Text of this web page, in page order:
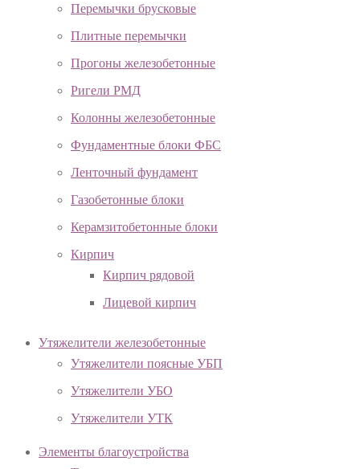
Перемычки брусковые
Плитные перемычки
Прогоны железобетонные
Ригели РМД
Колонны железобетонные
Фундаментные блоки ФБС
Ленточный фундамент
Газобетонные блоки
Керамзитобетонные блоки
Кирпич
Кирпич рядовой
Лицевой кирпич
Утяжелители железобетонные
Утяжелители поясные УБП
Утяжелители УБО
Утяжелители УТК
Элементы благоустройства